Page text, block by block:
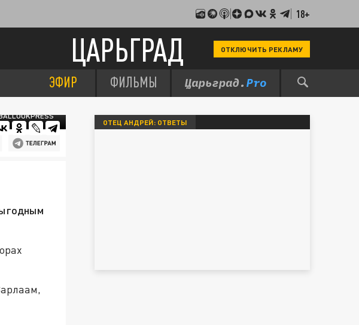
18+
ЦАРЬГРАД ОТКЛЮЧИТЬ РЕКЛАМУ
ЭФИР ФИЛЬМЫ
ОТЕЦ АНДРЕЙ: ОТВЕТЫ